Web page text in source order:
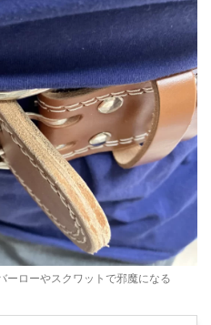
ーローやスクワットで邪魔になる